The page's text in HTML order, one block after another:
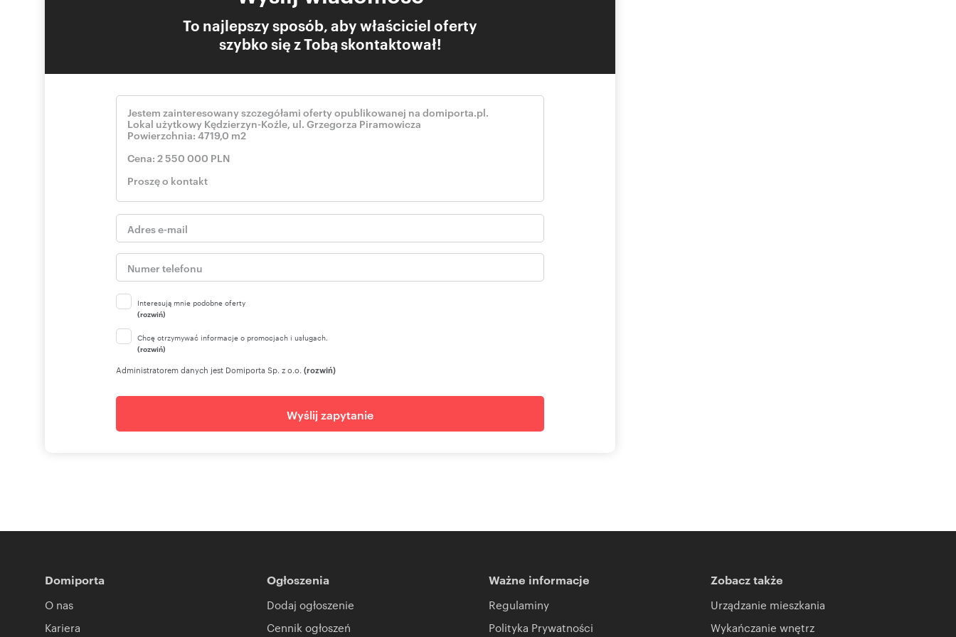
woda, kanalizacja, elektryczność, telefon, ogrzewanie
Numer oferty: T07068
To najlepszy sposób, aby właściciel oferty
szybko się z Tobą skontaktował!
Interesują mnie podobne oferty
(rozwiń)
Chcę otrzymywać informacje o promocjach i usługach.
(rozwiń)
Administratorem danych jest Domiporta Sp. z o.o. (rozwiń)
Wyślij zapytanie
Domiporta
O nas
Kariera
Ogłoszenia
Dodaj ogłoszenie
Cennik ogłoszeń
Ważne informacje
Regulaminy
Polityka Prywatności
Zobacz także
Urządzanie mieszkania
Wykańczanie wnętrz